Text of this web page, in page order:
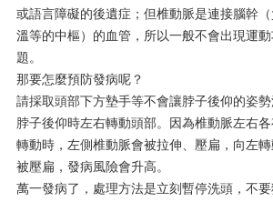
或語言障礙的後遺症；但椎動脈是連接腦幹
溫等的中樞）的血管，所以一般不會出現運
題。
那要怎麼預防發病呢？
請採取頭部下方墊手等不會讓脖子後仰的姿勢
脖子後仰時左右轉動頭部。因為椎動脈左右
轉動時，左側椎動脈會被拉伸、壓扁，向左
被壓扁，發病風險會升高。
萬一發病了，處理方法是立刻暫停洗頭，不